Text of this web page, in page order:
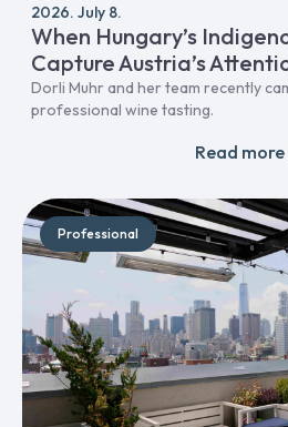
2026. July 8.
When Hungary’s
Capture Austria’s
Dorli Muhr and her team recently
professional wine tasting.
Read more
Professional